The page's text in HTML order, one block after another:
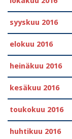
syyskuu 2016
elokuu 2016
heinäkuu 2016
kesäkuu 2016
toukokuu 2016
huhtikuu 2016